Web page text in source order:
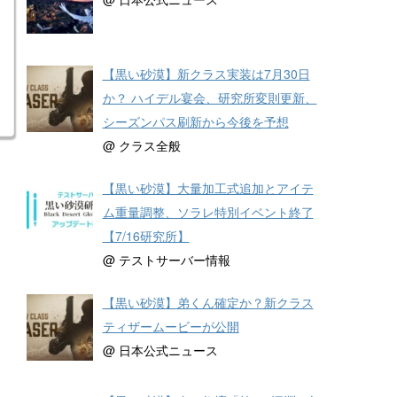
【黒い砂漠】新クラス実装は7月30日
か？ ハイデル宴会、研究所変則更新、
シーズンパス刷新から今後を予想
@ クラス全般
【黒い砂漠】大量加工式追加とアイテ
ム重量調整、ソラレ特別イベント終了
【7/16研究所】
@ テストサーバー情報
【黒い砂漠】弟くん確定か？新クラス
ティザームービーが公開
@ 日本公式ニュース